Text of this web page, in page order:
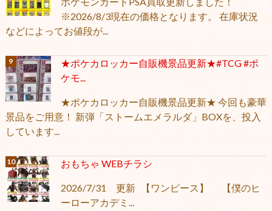
※2026/8/3現在の価格となります。 在庫状況
などによってお値段が...
★ポケカロッカー自販機景品更新★#TCG #ポ
ケモ...
★ポケカロッカー自販機景品更新★ 今回も豪華
景品をご用意！ 新弾「ストームエメラルダ」BOXを、投入
しています...
おもちゃ WEBチラシ
2026/7/31 更新 【ワンピース】 【僕のヒ
ーローアカデミ...